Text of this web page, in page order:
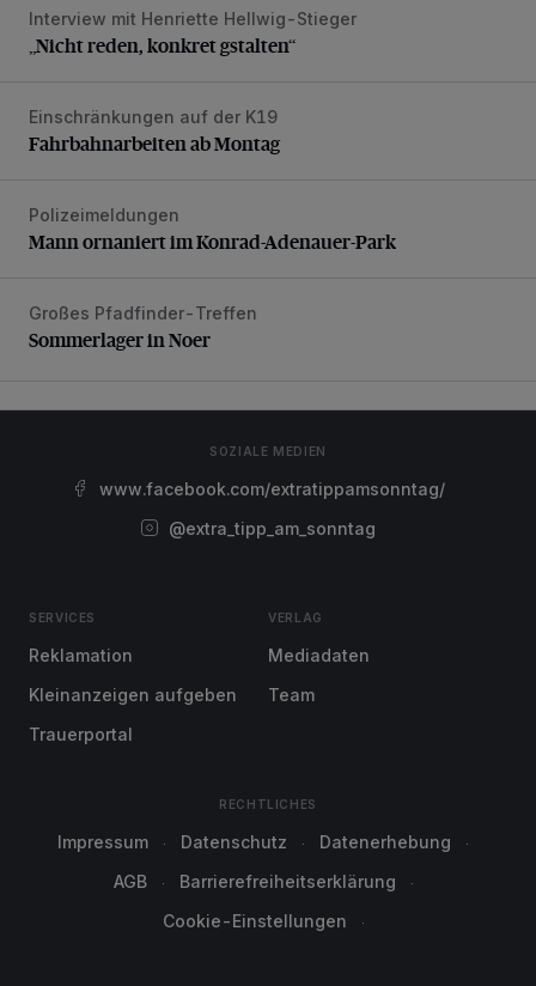
„Nicht reden, konkret gstalten“
Interview mit Henriette Hellwig-Stieger
„Nicht reden, konkret gstalten“
Fahrbahnarbeiten ab Montag
Einschränkungen auf der K19
Fahrbahnarbeiten ab Montag
Mann ornaniert im Konrad-Adenauer-Park
Polizeimeldungen
Mann ornaniert im Konrad-Adenauer-Park
Sommerlager in Noer
Großes Pfadfinder-Treffen
Sommerlager in Noer
SOZIALE MEDIEN
www.facebook.com/extratippamsonntag/
@extra_tipp_am_sonntag
SERVICES
Reklamation
Kleinanzeigen aufgeben
Trauerportal
VERLAG
Mediadaten
Team
RECHTLICHES
Impressum Datenschutz
Datenerhebung
AGB
Barrierefreiheitserklärung
Cookie-Einstellungen